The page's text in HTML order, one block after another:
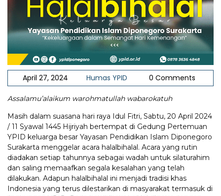
April 27, 2024 Humas YPID 0 Comments
Assalamu’alaikum warohmatullah wabarokatuh
Masih dalam suasana hari raya Idul Fitri, Sabtu, 20 April 2024
/ 11 Syawal 1445 Hijriyah bertempat di Gedung Pertemuan
YPID keluarga besar Yayasan Pendidikan Islam Diponegoro
Surakarta menggelar acara halalbihalal. Acara yang rutin
diadakan setiap tahunnya sebagai wadah untuk silaturahim
dan saling memaafkan segala kesalahan yang telah
dilakukan. Adapun halalbihalal ini menjadi tradisi khas
Indonesia yang terus dilestarikan di masyarakat termasuk di